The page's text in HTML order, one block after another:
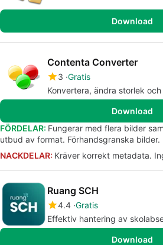
Download
Contenta Converter
3 Gratis
Konvertera, ändra storlek
Download
FÖRDELAR: Fungerar med flera bilder
utbud av format. Förhandsgranska bilder.
NACKDELAR: Kräver korrekt metadata.
Ruang SCH
4.4 Gratis
Effektiv hantering av
Download